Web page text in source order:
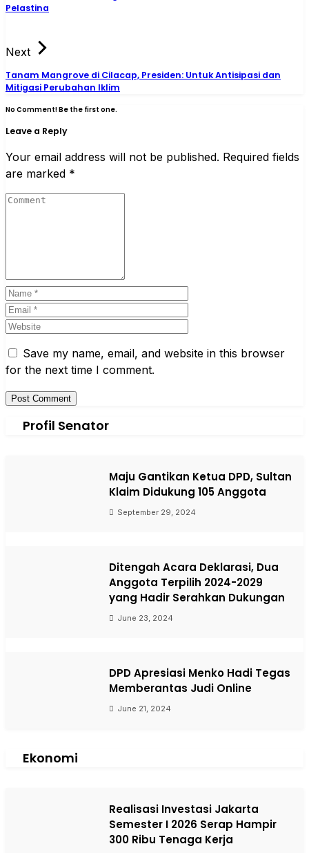
Pelastina
Next
Tanam Mangrove di Cilacap, Presiden: Untuk Antisipasi dan
Mitigasi Perubahan Iklim
No Comment! Be the first one.
Leave a Reply
Your email address will not be published. Required fields
are marked *
Save my name, email, and website in this browser
for the next time I comment.
Profil Senator
Maju Gantikan Ketua DPD, Sultan
Klaim Didukung 105 Anggota
September 29, 2024
Ditengah Acara Deklarasi, Dua
Anggota Terpilih 2024-2029
yang Hadir Serahkan Dukungan
June 23, 2024
DPD Apresiasi Menko Hadi Tegas
Memberantas Judi Online
June 21, 2024
Ekonomi
Realisasi Investasi Jakarta
Semester I 2026 Serap Hampir
300 Ribu Tenaga Kerja